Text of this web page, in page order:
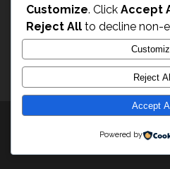
Acceso a
INGRESAR
Customize. Click Accept
Reject All to decline non-
Reject All
Accept
Powered by